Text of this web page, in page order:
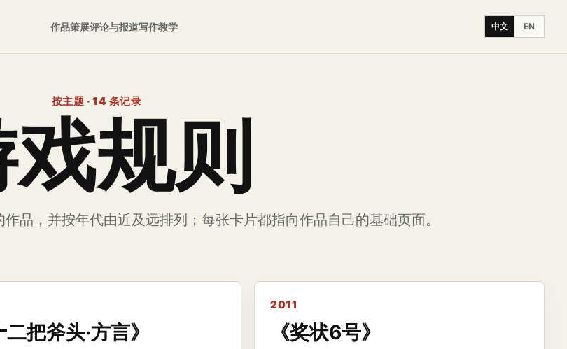
作品策展评论与报道写作教学 中文 EN
按主题 · 14 条记录
规则
品，并按年代由近及远排列；每张卡片都指向作品自己的基础页面。
二把斧头·方言》
2011
《奖状6号》